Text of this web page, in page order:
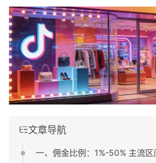
文章导航
一、佣金比例：1%-50% 主流